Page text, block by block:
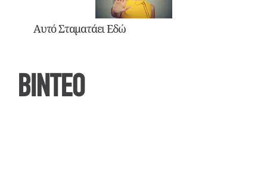
Αυτό Σταματάει Εδώ
ΒΙΝΤΕΟ